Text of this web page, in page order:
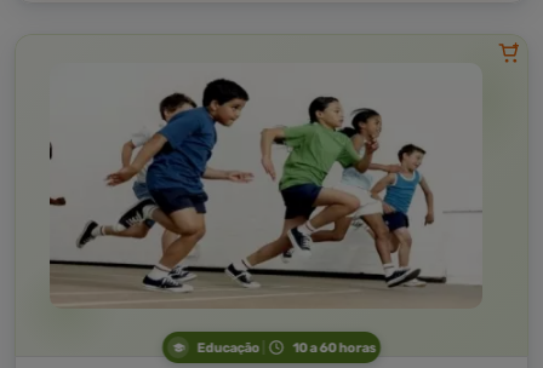
Educação 10 a 60 horas